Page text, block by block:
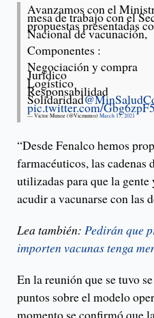
Avanzamos con el
mesa de trabajo con el
propuestas presentadas
Nacional de vacunación,
Componentes :
Negociación y compra
Jurídico
Logístico
Responsabilidad
Solidaridad
pic.twitter.com/
— Victor Munoz (@Vicmunro) March 17, 2021
“Desde Fenalco hemos
farmacéuticos, las cadenas
utilizadas para que la gente
acudir a vacunarse con las
Lea también: Pedirán que
importen vacunas tenga
En la reunión que se tuvo
puntos sobre el modelo
momento se confirmó que